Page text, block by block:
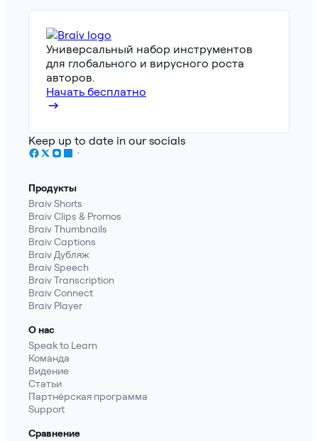
Универсальный набор инструментов
для глобального и вирусного роста
авторов.
Начать бесплатно
Keep up to date in our socials
Продукты
Braiv Shorts
Braiv Clips & Promos
Braiv Thumbnails
Braiv Captions
Braiv Дубляж
Braiv Speech
Braiv Transcription
Braiv Connect
Braiv Player
О нас
Speak to Learn
Команда
Видение
Статьи
Партнёрская программа
Support
Сравнение